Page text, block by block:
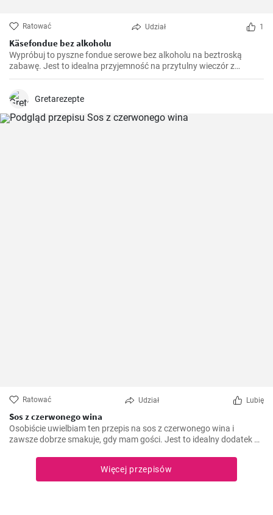
Ratować Udział 1
Käsefondue bez alkoholu
Wypróbuj to pyszne fondue serowe bez alkoholu na beztroską
zabawę. Jest to idealna przyjemność na przytulny wieczór z
przyjaciółmi i rodziną. Podawaj je z ulubionymi dodatkami, takimi
niezapomnianego kulinarnego doświadczenia.
Gretarezepte
Ratować Udział Lubię
Sos z czerwonego wina
Osobiście uwielbiam ten przepis na sos z czerwonego wina i
zawsze dobrze smakuje, gdy mam gości. Jest to idealny dodatek do
jagnięce. Wymaga trochę cierpliwości, ale efekt końcowy jest
Więcej przepisów